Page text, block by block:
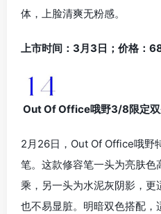
体，上脸清爽无粉感。
上市时间：3月3日；价格：
Out Of Office哦野3/8限定
2月26日，Out Of Office哦野
笔。这款修容笔一头为亮肤色
乘，另一头为水泥灰阴影，
也不易显脏。明暗双色搭配，